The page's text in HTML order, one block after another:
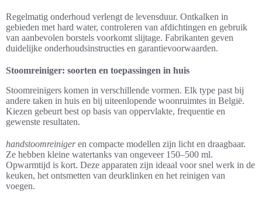
Regelmatig onderhoud verlengt de levensduur. Ontkalken in
gebieden met hard water, controleren van afdichtingen en gebruik
van aanbevolen borstels voorkomt slijtage. Fabrikanten geven
duidelijke onderhoudsinstructies en garantievoorwaarden.
Stoomreiniger: soorten en toepassingen in huis
Stoomreinigers komen in verschillende vormen. Elk type past bij
andere taken in huis en bij uiteenlopende woonruimtes in België.
Kiezen gebeurt best op basis van oppervlakte, frequentie en
gewenste resultaten.
handstoomreinigeren compacte modellen zijn licht en draagbaar.
Ze hebben kleine watertanks van ongeveer 150–500 ml.
Opwarmtijd is kort. Deze apparaten zijn ideaal voor snel werk in de
keuken, het ontsmetten van deurklinken en het reinigen van
voegen.